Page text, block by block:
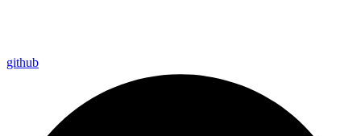
github